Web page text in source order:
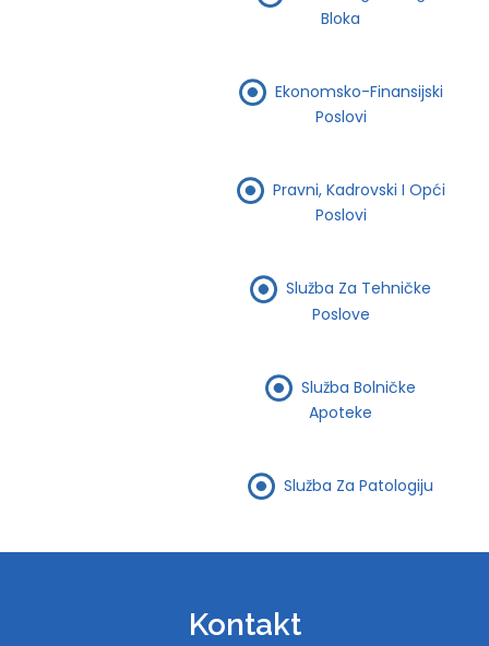
Bloka
Ekonomsko-Finansijski
Poslovi
Pravni, Kadrovski I Opći
Poslovi
Služba Za Tehničke
Poslove
Služba Bolničke
Apoteke
Služba Za Patologiju
Kontakt